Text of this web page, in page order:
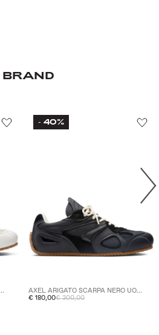
BRAND
- 40%
AXEL ARIGATO SCARPA NERO UO...
€ 180,00€ 300,00